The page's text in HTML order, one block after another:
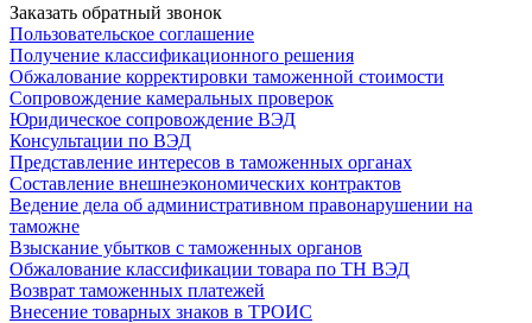
Заказать обратный звонок
Пользовательское соглашение
Получение классификационного решения
Обжалование корректировки таможенной стоимости
Сопровождение камеральных проверок
Юридическое сопровождение ВЭД
Консультации по ВЭД
Представление интересов в таможенных органах
Составление внешнеэкономических контрактов
Ведение дела об административном правонарушении на
таможне
Взыскание убытков с таможенных органов
Обжалование классификации товара по ТН ВЭД
Возврат таможенных платежей
Внесение товарных знаков в ТРОИС